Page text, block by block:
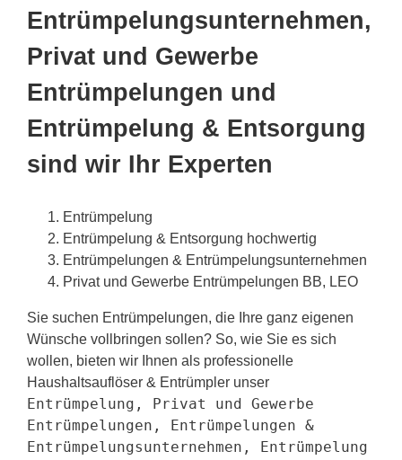
Entrümpelungsunternehmen,
Privat und Gewerbe
Entrümpelungen und
Entrümpelung & Entsorgung
sind wir Ihr Experten
Entrümpelung
Entrümpelung & Entsorgung hochwertig
Entrümpelungen & Entrümpelungsunternehmen
Privat und Gewerbe Entrümpelungen BB, LEO
Sie suchen Entrümpelungen, die Ihre ganz eigenen
Wünsche vollbringen sollen? So, wie Sie es sich
wollen, bieten wir Ihnen als professionelle
Haushaltsauflöser & Entrümpler unser
Entrümpelung, Privat und Gewerbe
Entrümpelungen, Entrümpelungen &
Entrümpelungsunternehmen, Entrümpelung